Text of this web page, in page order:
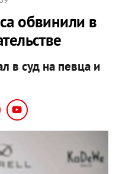
обвинили в
в суд на певца и